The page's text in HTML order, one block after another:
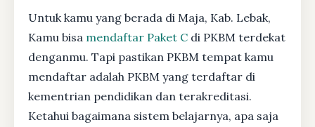
Untuk kamu yang berada di Maja, Kab. Lebak,
Kamu bisa mendaftar Paket C di PKBM terdekat
denganmu. Tapi pastikan PKBM tempat kamu
mendaftar adalah PKBM yang terdaftar di
kementrian pendidikan dan terakreditasi.
Ketahui bagaimana sistem belajarnya, apa saja